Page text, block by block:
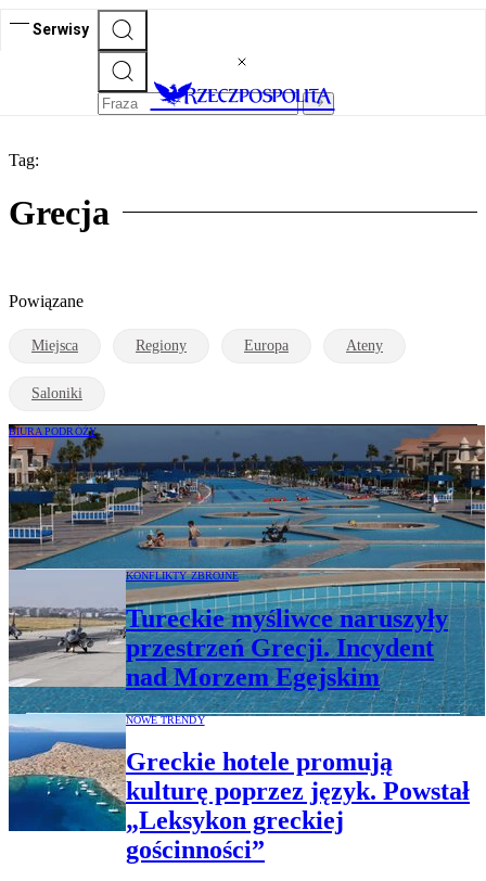
Serwisy
Tag:
Grecja
Powiązane
Miejsca Regiony Europa Ateny
Saloniki
BIURA PODRÓŻY
Nie będzie tańszych podróży we wrześniu,
ceny znowu skoczyły. Raport z biur
podróży
KONFLIKTY ZBROJNE
Tureckie myśliwce naruszyły
przestrzeń Grecji. Incydent
nad Morzem Egejskim
NOWE TRENDY
Greckie hotele promują
kulturę poprzez język. Powstał
„Leksykon greckiej
gościnności”